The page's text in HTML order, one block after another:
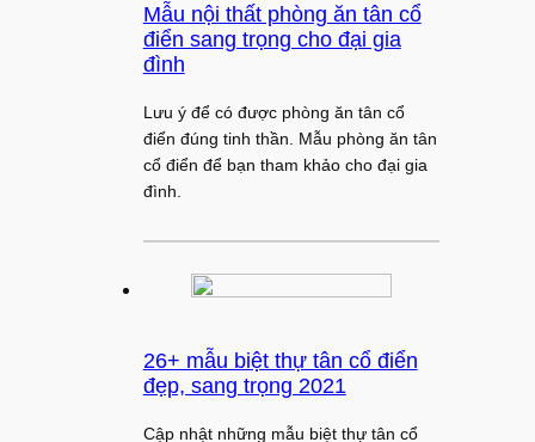
Mẫu nội thất phòng ăn tân cổ
điển sang trọng cho đại gia
đình
Lưu ý để có được phòng ăn tân cổ
điển đúng tinh thần. Mẫu phòng ăn tân
cổ điển để bạn tham khảo cho đại gia
đình.
26+ mẫu biệt thự tân cổ điển
đẹp, sang trọng 2021
Cập nhật những mẫu biệt thự tân cổ